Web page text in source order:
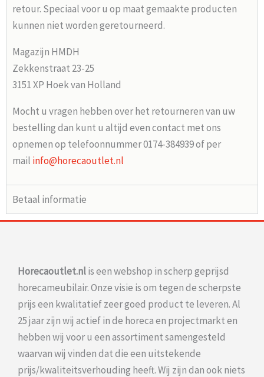
retour. Speciaal voor u op maat gemaakte producten
kunnen niet worden geretourneerd.
Magazijn HMDH
Zekkenstraat 23-25
3151 XP Hoek van Holland
Mocht u vragen hebben over het retourneren van uw
bestelling dan kunt u altijd even contact met ons
opnemen op telefoonnummer 0174-384939 of per
mail info@horecaoutlet.nl
Betaal informatie
Horecaoutlet.nlis een webshop in scherp geprijsd
horecameubilair. Onze visie is om tegen de scherpste
prijs een kwalitatief zeer goed product te leveren. Al
25 jaar zijn wij actief in de horeca en projectmarkt en
hebben wij voor u een assortiment samengesteld
waarvan wij vinden dat die een uitstekende
prijs/kwaliteitsverhouding heeft. Wij zijn dan ook niets